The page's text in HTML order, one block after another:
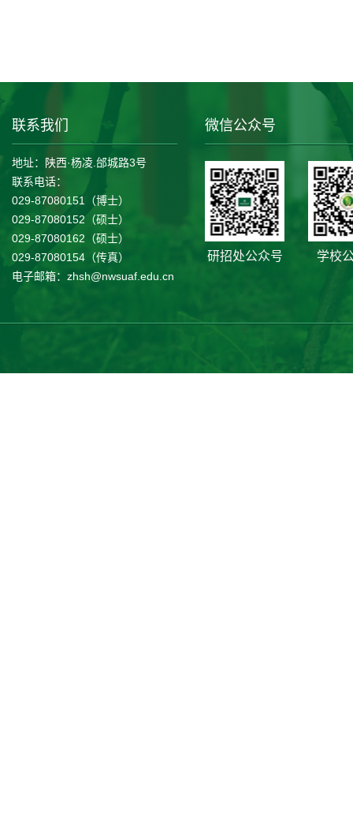
联系我们
地址：陕西·杨凌.邰城路3号
联系电话：
029-87080151（博士）
029-87080152（硕士）
029-87080162（硕士）
029-87080154（传真）
电子邮箱：zhsh@nwsuaf.edu.cn
微信公众号
研招处公众号 学校